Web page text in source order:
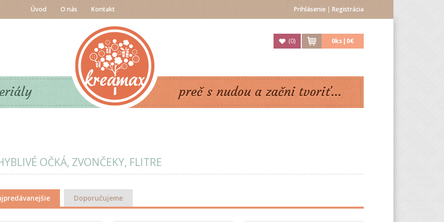
Prihlásenie | Registrácia
Úvod O nás Kontakt
(0) 0ks| 0€
preč s nudou a začni tvoriť...
OČKÁ, ZVONČEKY, FLITRE
Doporučujeme